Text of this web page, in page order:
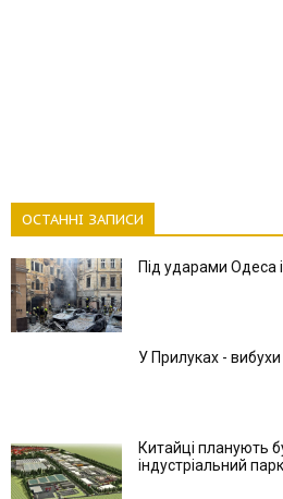
ОСТАННІ ЗАПИСИ
Під ударами Одеса
У Прилуках -
Китайці планують
індустріальний парк